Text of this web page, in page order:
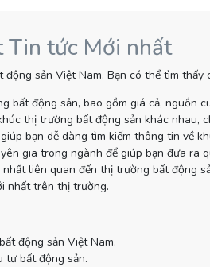
Tin tức Mới nhất
sản Việt Nam. Bạn có thể tìm thấy
động sản, bao gồm giá cả, nguồn
thị trường bất động sản khác nhau,
bạn dễ dàng tìm kiếm thông tin về
gia trong ngành để giúp bạn đưa ra
liên quan đến thị trường bất động
nhất trên thị trường.
động sản Việt Nam.
tư bất động sản.